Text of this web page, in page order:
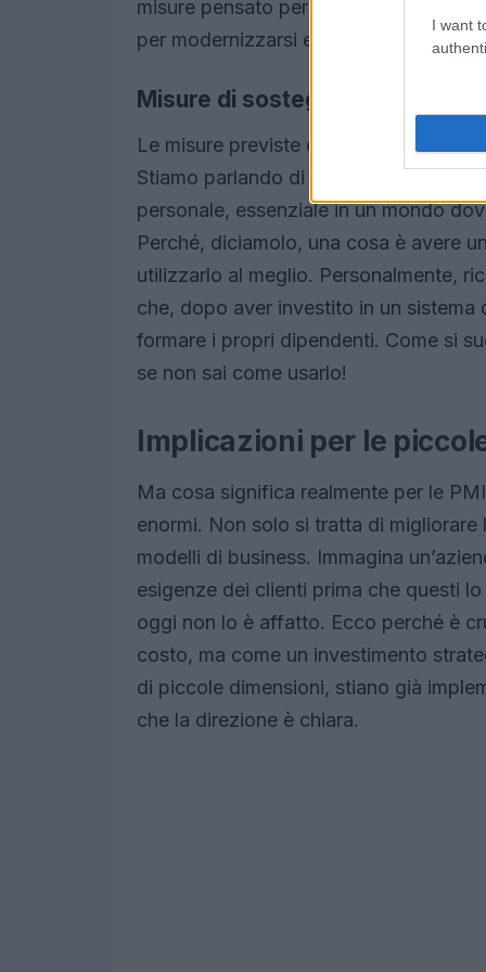
I want
misure pensato per alleviare il peso
per modernizzarsi e adattarsi ai tempi.
Misure di sostegno economico
Le misure previste dal disegno di
Stiamo parlando di un approccio
personale, essenziale in un mondo
Perché, diciamolo, una cosa è avere
utilizzarlo al meglio. Personalmente,
che, dopo aver investito in un
formare i propri dipendenti. Come si
se non sai come usarlo!
Implicazioni per le
Ma cosa significa realmente per le
enormi. Non solo si tratta di
modelli di business. Immagina
esigenze dei clienti prima che questi
oggi non lo è affatto. Ecco perché è
costo, ma come un investimento
di piccole dimensioni, stiano già
che la direzione è chiara.